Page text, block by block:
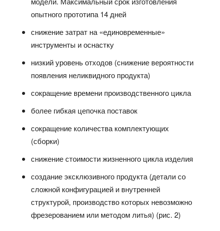
опытного прототипа 14 дней
снижение затрат на «единовременные»
инструменты и оснастку
низкий уровень отходов (снижение вероятности
появления неликвидного продукта)
сокращение времени производственного цикла
более гибкая цепочка поставок
сокращение количества комплектующих
(сборки)
снижение стоимости жизненного цикла изделия
создание эксклюзивного продукта (детали со
сложной конфигурацией и внутренней
структурой, производство которых невозможно
фрезерованием или методом литья) (рис. 2)